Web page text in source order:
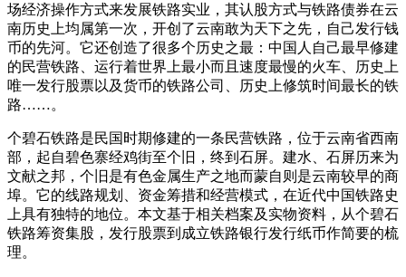
场经济操作方式来发展铁路实业，其认股方式与铁路债券在云
南历史上均属第一次，开创了云南敢为天下之先，自己发行钱
币的先河。它还创造了很多个历史之最：中国人自己最早修建
的民营铁路、运行着世界上最小而且速度最慢的火车、历史上
唯一发行股票以及货币的铁路公司、历史上修筑时间最长的铁
路……。
个碧石铁路是民国时期修建的一条民营铁路，位于云南省西南
部，起自碧色寨经鸡街至个旧，终到石屏。建水、石屏历来为
文献之邦，个旧是有色金属生产之地而蒙自则是云南较早的商
埠。它的线路规划、资金筹措和经营模式，在近代中国铁路史
上具有独特的地位。本文基于相关档案及实物资料，从个碧石
铁路筹资集股，发行股票到成立铁路银行发行纸币作简要的梳
理。